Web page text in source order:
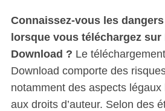
Connaissez-vous les
lorsque vous téléchargez sur
Download ? Le
Download comporte des
notamment des aspects
aux droits d’auteur. Selon des